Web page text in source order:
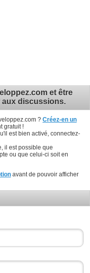
et être
discussions.
? Créez-en un
gratuit !
est bien activé, connectez-
il est possible que
ou que celui-ci soit en
avant de pouvoir afficher